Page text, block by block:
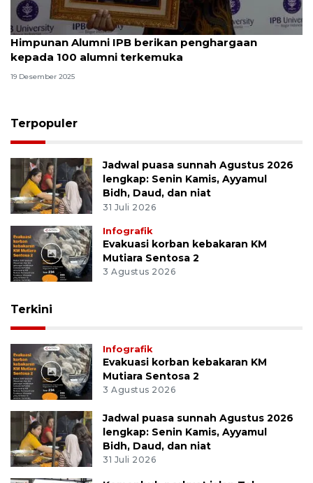
Himpunan Alumni IPB berikan penghargaan
kepada 100 alumni terkemuka
19 Desember 2025
Terpopuler
Jadwal puasa sunnah Agustus 2026
lengkap: Senin Kamis, Ayyamul
Bidh, Daud, dan niat
31 Juli 2026
Infografik
Evakuasi korban kebakaran KM
Mutiara Sentosa 2
3 Agustus 2026
Terkini
Infografik
Evakuasi korban kebakaran KM
Mutiara Sentosa 2
3 Agustus 2026
Jadwal puasa sunnah Agustus 2026
lengkap: Senin Kamis, Ayyamul
Bidh, Daud, dan niat
31 Juli 2026